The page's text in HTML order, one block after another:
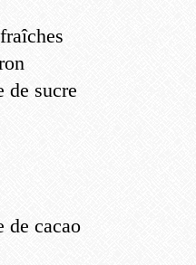
de sucre
de cacao